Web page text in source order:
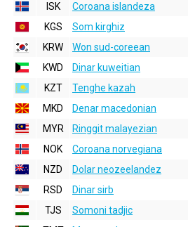
ISK
Coroana islandeza
KGS
Som kirghiz
KRW
Won sud-coreean
KWD
Dinar kuweitian
KZT
Tenghe kazah
MKD
Denar macedonian
MYR
Ringgit malayezian
NOK
Coroana norvegiana
NZD
Dolar neozeelandez
RSD
Dinar sirb
TJS
Somoni tadjic